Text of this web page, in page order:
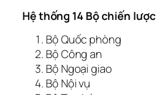
Hệ thống 14 Bộ chiến lược
Bộ Quốc phòng
Bộ Công an
Bộ Ngoại giao
Bộ Nội vụ